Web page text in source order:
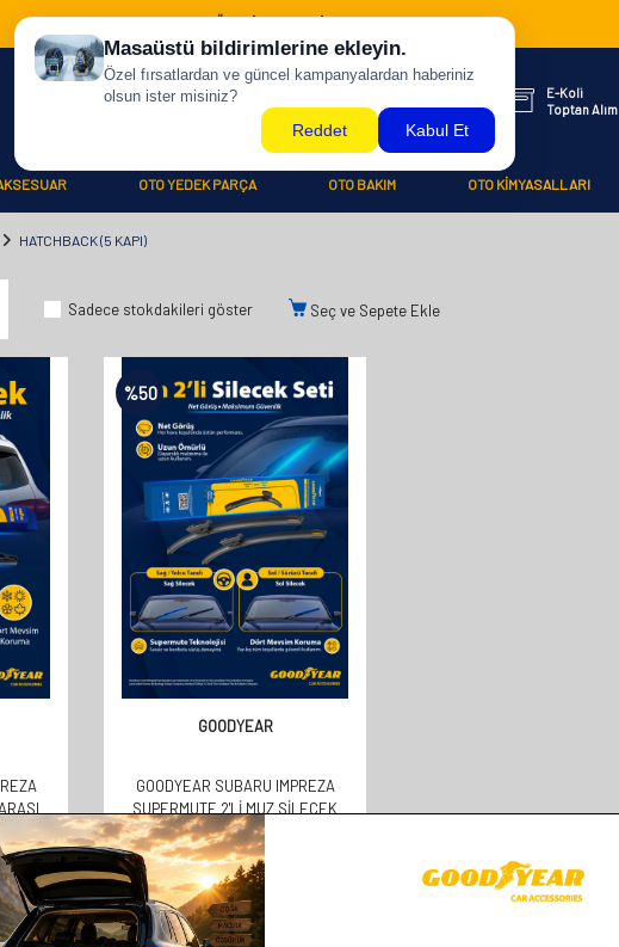
500 TL ÜZERİ KARGO BİZDEN !
E-Koli
Toptan Alım
OTO YEDEK PARÇA OTO BAKIM OTO KİMYASALLARI
HATCHBACK (5 KAPI)
Sadece stokdakileri göster Seç ve Sepete Ekle
%50
GOODYEAR
GOODYEAR SUBARU IMPREZA
SUPERMUTE 2'LI MUZ SILECEK
TAKIMI 2007-2011 HATCHBACK (5
KAPI) (600MM+400MM)
610,00TL
305,00TL